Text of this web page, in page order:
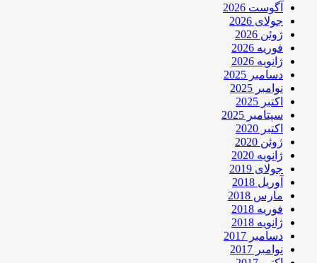
آگوست 2026
جولای 2026
ژوئن 2026
فوریه 2026
ژانویه 2026
دسامبر 2025
نوامبر 2025
اکتبر 2025
سپتامبر 2025
اکتبر 2020
ژوئن 2020
ژانویه 2020
جولای 2019
آوریل 2018
مارس 2018
فوریه 2018
ژانویه 2018
دسامبر 2017
نوامبر 2017